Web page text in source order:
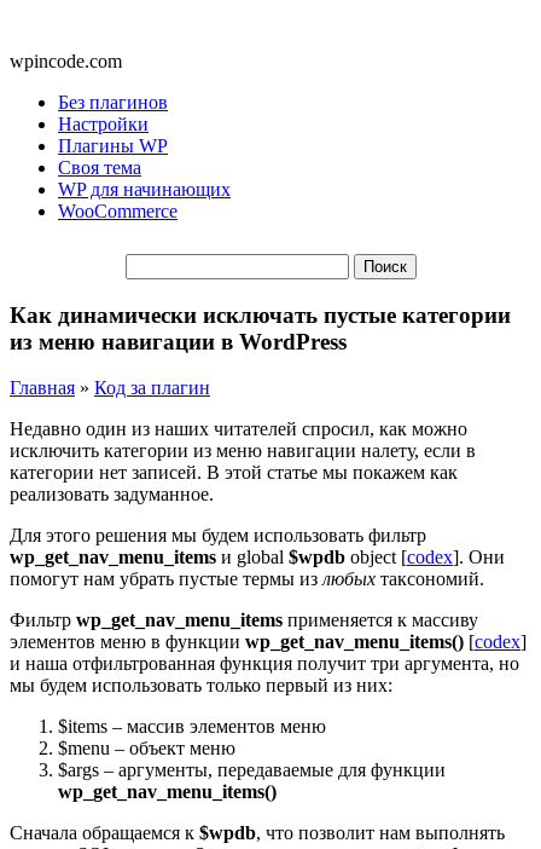
wpincode.com
Без плагинов
Настройки
Плагины WP
Своя тема
WP для начинающих
WooCommerce
Как динамически исключать пустые категории
из меню навигации в WordPress
Главная » Код за плагин
Недавно один из наших читателей спросил, как можно
исключить категории из меню навигации налету, если в
категории нет записей. В этой статье мы покажем как
реализовать задуманное.
Для этого решения мы будем использовать фильтр
wp_get_nav_menu_items и global $wpdb object [codex]. Они
помогут нам убрать пустые термы излюбых таксономий.
Фильтр wp_get_nav_menu_items применяется к массиву
элементов меню в функции wp_get_nav_menu_items() [codex]
и наша отфильтрованная функция получит три аргумента, но
мы будем использовать только первый из них:
$items – массив элементов меню
$menu – объект меню
$args – аргументы, передаваемые для функции
wp_get_nav_menu_items()
Сначала обращаемся к $wpdb, что позволит нам выполнять